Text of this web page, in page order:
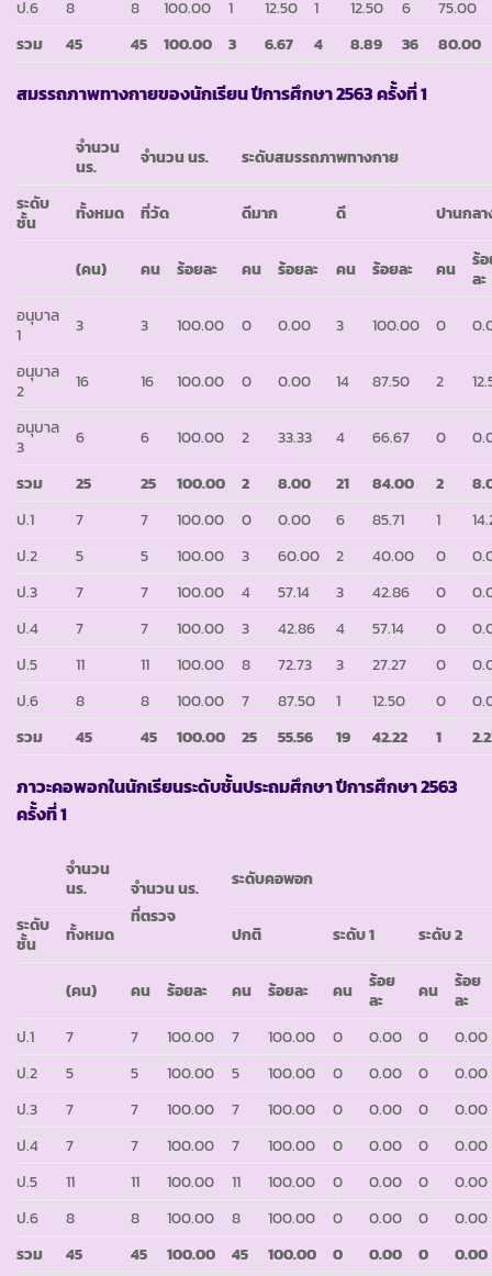
ป.6 8 8 100.00 1 12.50 1 12.50 6
75.00
รวม
45 45 100.00 3 6.67 4 8.89 36 80.00
สมรรถภาพทางกายของนักเรียน ปีการศึกษา 2563 ครั้งที่ 1
จำนวน
นร.
จำนวน นร.
ระดับสมรรถภาพทางกาย
ระดับ
ชั้น
ทั้งหมด ที่วัด ดีมาก ดี ปานกลา
(คน) คน ร้อยละ คน ร้อยละ คน ร้อยละ คน
ร้
ละ
อนุบาล
1
3 3 100.00 0 0.00 3 100.00 0
อนุบาล
2
16 16 100.00 0 0.00 14 87.50 2
อนุบาล
3
6 6 100.00 2 33.33 4 66.67 0
รวม
25 25 100.00 2 8.00 21 84.00 2
ป.1
7 7 100.00 0 0.00 6 85.71 1
ป.2
5 5 100.00 3 60.00 2 40.00 0
ป.3
7 7 100.00 4 57.14 3 42.86 0
ป.4
7 7 100.00 3 42.86 4 57.14 0
ป.5
11 11 100.00 8 72.73 3 27.27 0
ป.6
8 8 100.00 7 87.50 1 12.50 0
รวม
45 45 100.00 25 55.56 19 42.22 1
ภาวะคอพอกในนักเรียนระดับชั้นประถมศึกษา ปีการศึกษา 2563
ครั้งที่ 1
จำนวน
นร.
จำนวน นร.
ที่ตรวจ
ระดับคอพอก
ระดับ
ชั้น
ทั้งหมด ปกติ ระดับ 1 ระดับ 2
(คน) คน ร้อยละ คน ร้อยละ คน
ร้อย
ละ
คน
ร้อย
ละ
ป.1
7 7 100.00 7 100.00 0 0.00 0
0.00
ป.2
5 5 100.00 5 100.00 0 0.00 0
0.00
ป.3
7 7 100.00 7 100.00 0 0.00 0
0.00
ป.4
7 7 100.00 7 100.00 0 0.00 0
0.00
ป.5
11 11 100.00 11 100.00 0 0.00 0
0.00
ป.6
8 8 100.00 8 100.00 0 0.00 0
0.00
รวม
45 45 100.00 45 100.00 0 0.00 0 0.00